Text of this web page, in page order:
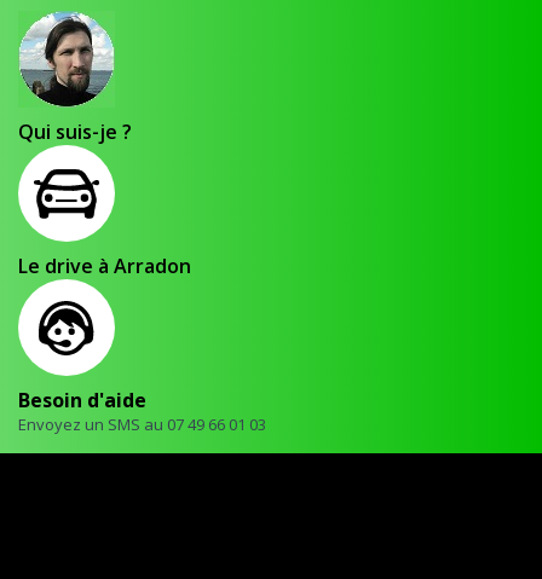
Qui suis-je ?
Le drive à Arradon
Besoin d'aide
Envoyez un SMS au 07 49 66 01 03